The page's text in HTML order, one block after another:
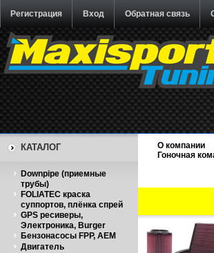
Регистрация Вход Обратная связь
КАТАЛОГ
Downpipe (приемные
трубы)
FOLIATEC краска
суппортов, плёнка спрей
GPS ресиверы,
Электроника, Burger
Бензонасосы FPP, AEM
Двигатель
О компании
Гоночная